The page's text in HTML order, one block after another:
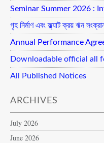
Seminar Summer 2026 :
গৃহ নির্মাণ এবং ফ্ল্যাট ক্রয় ঋন
Annual Performance
Downloadable official all
All Published Notices
ARCHIVES
July 2026
June 2026